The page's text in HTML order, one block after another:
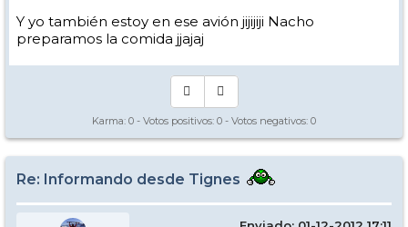
Y yo también estoy en ese avión jijijiji Nacho
preparamos la comida jjajaj
Karma: 0 - Votos positivos: 0 - Votos negativos: 0
Re: Informando desde Tignes